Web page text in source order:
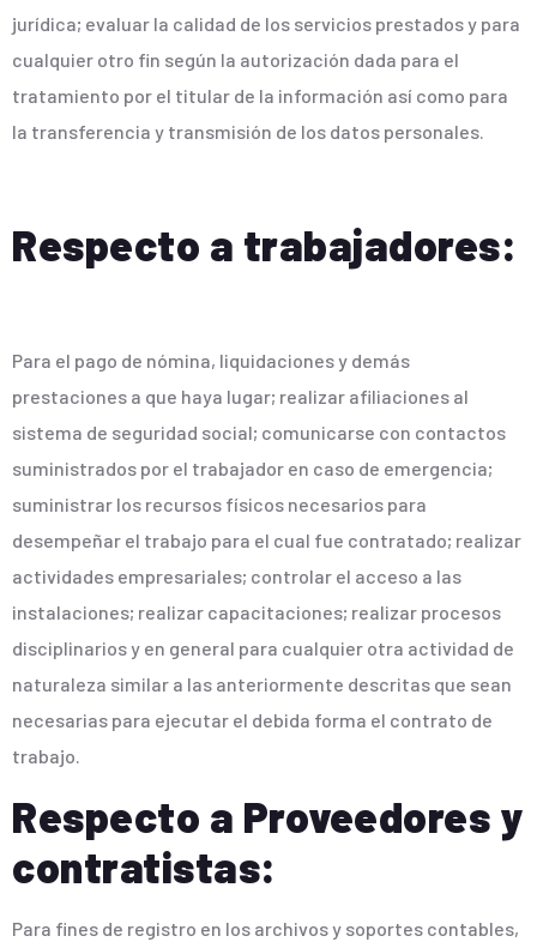
jurídica; evaluar la calidad de los servicios prestados y para
cualquier otro fin según la autorización dada para el
tratamiento por el titular de la información así como para
la transferencia y transmisión de los datos personales.
Respecto a trabajadores:
Para el pago de nómina, liquidaciones y demás
prestaciones a que haya lugar; realizar afiliaciones al
sistema de seguridad social; comunicarse con contactos
suministrados por el trabajador en caso de emergencia;
suministrar los recursos físicos necesarios para
desempeñar el trabajo para el cual fue contratado; realizar
actividades empresariales; controlar el acceso a las
instalaciones; realizar capacitaciones; realizar procesos
disciplinarios y en general para cualquier otra actividad de
naturaleza similar a las anteriormente descritas que sean
necesarias para ejecutar el debida forma el contrato de
trabajo.
Respecto a Proveedores y
contratistas:
Para fines de registro en los archivos y soportes contables,